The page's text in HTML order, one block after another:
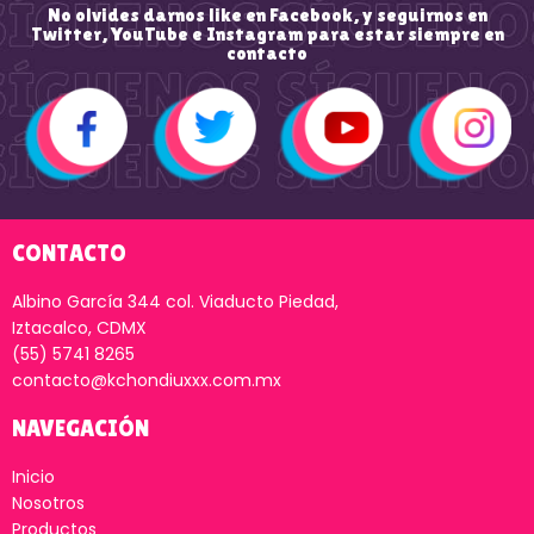
No olvides darnos like en Facebook, y seguirnos en
Twitter, YouTube e Instagram para estar siempre en
contacto
CONTACTO
Albino García 344 col. Viaducto Piedad,
Iztacalco, CDMX
(55) 5741 8265
contacto@kchondiuxxx.com.mx
NAVEGACIÓN
Inicio
Nosotros